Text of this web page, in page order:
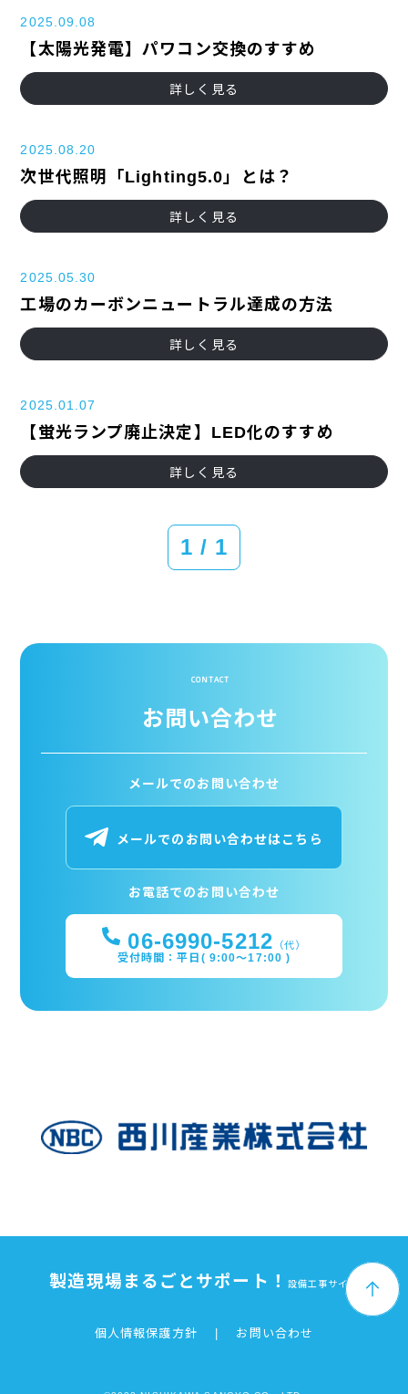
2025.09.08
【太陽光発電】パワコン交換のすすめ
詳しく見る
2025.08.20
次世代照明「Lighting5.0」とは？
詳しく見る
2025.05.30
工場のカーボンニュートラル達成の方法
詳しく見る
2025.01.07
【蛍光ランプ廃止決定】LED化のすすめ
詳しく見る
1 / 1
CONTACT
お問い合わせ
メールでのお問い合わせ
メールでのお問い合わせはこちら
お電話でのお問い合わせ
06-6990-5212 （代）
受付時間：平日( 9:00～17:00 )
製造現場まるごとサポート！ 設備工事サイト
個人情報保護方針 お問い合わせ